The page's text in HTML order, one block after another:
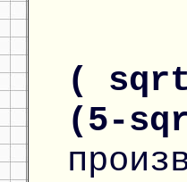
(
(5-